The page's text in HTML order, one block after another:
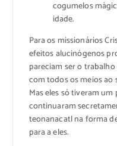
cogumelos
idade.
Para os missionários
efeitos alucinógenos
pareciam ser o
com todos os meios ao
Mas eles só tiveram
continuaram
teonanacatl na forma
para a eles.